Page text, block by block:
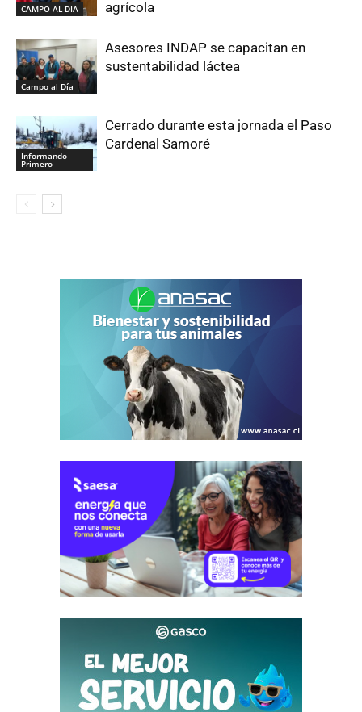
CAMPO AL DIA
agrícola
Campo al Día
Asesores INDAP se capacitan en
sustentabilidad láctea
Informando
Primero
Cerrado durante esta jornada el Paso
Cardenal Samoré